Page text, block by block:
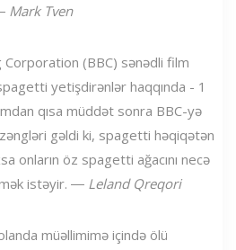
Mark Tven
(BBC) sənədli film
yetişdirənlər haqqında - 1
qısa müddət sonra BBC-yə
gəldi ki, spagetti həqiqətən
onların öz spagetti ağacını necə
istəyir. ― Leland Qreqori
müəllimimə içində ölü